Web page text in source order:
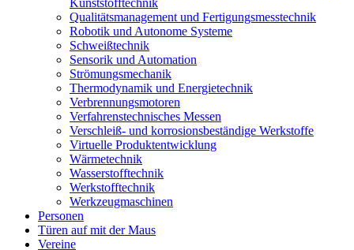
Kunststofftechnik
Qualitätsmanagement und Fertigungsmesstechnik
Robotik und Autonome Systeme
Schweißtechnik
Sensorik und Automation
Strömungsmechanik
Thermodynamik und Energietechnik
Verbrennungsmotoren
Verfahrenstechnisches Messen
Verschleiß- und korrosionsbeständige Werkstoffe
Virtuelle Produktentwicklung
Wärmetechnik
Wasserstofftechnik
Werkstofftechnik
Werkzeugmaschinen
Personen
Türen auf mit der Maus
Vereine